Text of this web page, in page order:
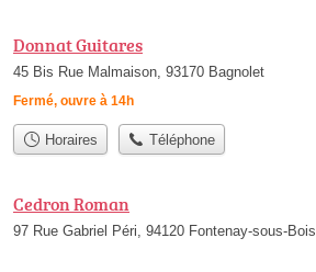
Donnat Guitares
45 Bis Rue Malmaison, 93170 Bagnolet
Fermé, ouvre à 14h
Horaires Téléphone
Cedron Roman
97 Rue Gabriel Péri, 94120 Fontenay-sous-Bois